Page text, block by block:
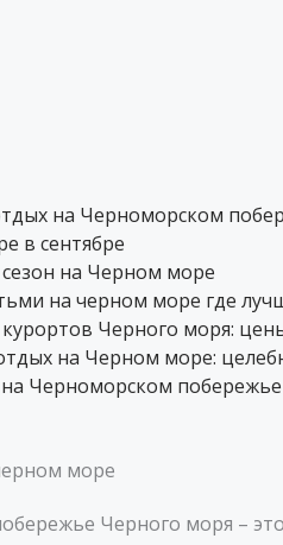
на Черноморском
в сентябре
на Черном море
на черном море где
Черного моря:
на Черном море:
Черноморском
море
Черного моря –